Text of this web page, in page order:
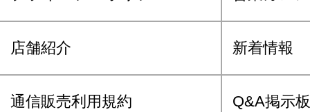
店舗紹介 新着情報
通信販売利用規約 Q&A掲示板